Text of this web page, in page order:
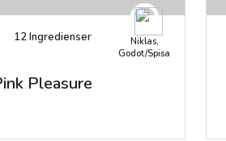
12Ingredienser
Pleasure
Niklas,
Godot/Spisa